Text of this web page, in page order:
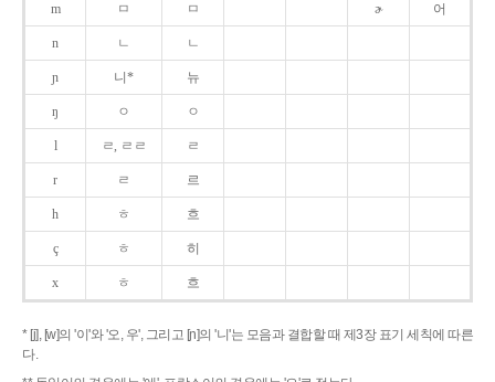
m ㅁ ㅁ ɚ 어
n ㄴ ㄴ
ɲ 니* 뉴
ŋ ㅇ ㅇ
l ㄹ, ㄹㄹ ㄹ
r ㄹ 르
h ㅎ 흐
ç ㅎ 히
x ㅎ 흐
* [j], [w]의 '이'와 '오, 우', 그리고 [ɲ]의 '니'는 모음과 결합할 때 제3장 표기 세칙에 따른
다.